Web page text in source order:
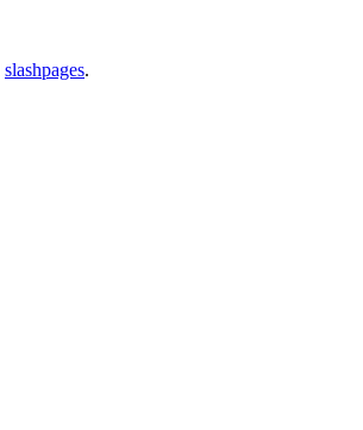
slashpages.